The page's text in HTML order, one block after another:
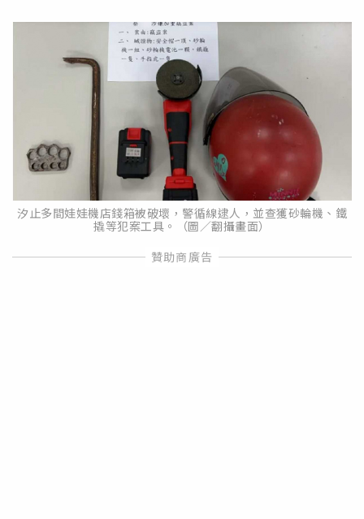
汐止多間娃娃機店錢箱被破壞，警循線逮人，並查獲砂輪機、鐵
撬等犯案工具。（圖／翻攝畫面）